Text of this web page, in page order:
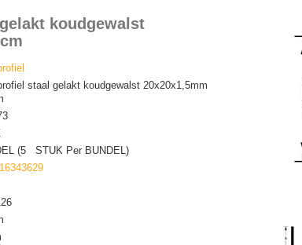
koudgewalst
staal gelakt koudgewalst 20x20x1,5mm
(5 STUK Per BUNDEL)